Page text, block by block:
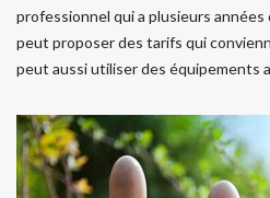
professionnel qui a plusieurs années
peut proposer des tarifs qui
peut aussi utiliser des équipements